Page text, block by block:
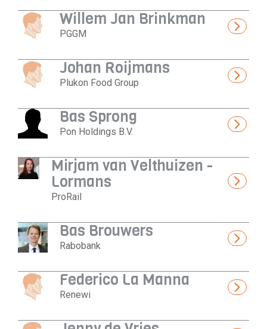
Willem Jan Brinkman
PGGM
Johan Roijmans
Plukon Food Group
Bas Sprong
Pon Holdings B.V.
Mirjam van Velthuizen -
Lormans
ProRail
Bas Brouwers
Rabobank
Federico La Manna
Renewi